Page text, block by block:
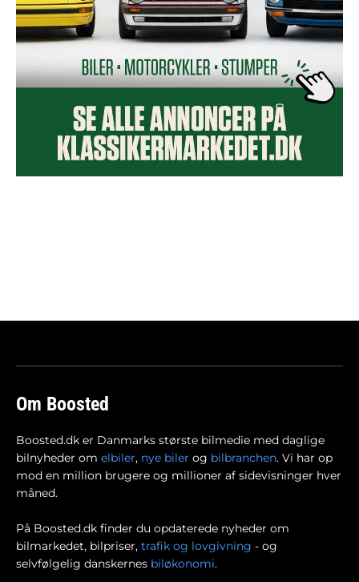
Om Boosted
Boosted.dk er Danmarks største bilmedie med daglige
bilnyheder om elbiler, nye biler og bilbranchen. Vi har op
mod en million brugere og millioner af sidevisninger hver
måned.
På Boosted.dk finder du opdaterede nyheder om
bilmarkedet, bilpriser, trafik og lovgivning - og
selvfølgelig danskernes biløkonomi.